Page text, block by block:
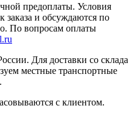
предоплаты. Условия
заказа и обсуждаются по
По вопросам оплаты
Для доставки со склада
местные транспортные
с клиентом.